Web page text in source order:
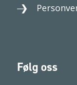
Følg oss